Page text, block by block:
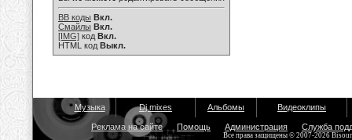
BB коды Вкл.
Смайлы Вкл.
[IMG] код Вкл.
HTML код Выкл.
Музыка Dj mixes Альбомы Видеоклипы
Реклама на сайте Помощь Администрация Служба
Все права защищены © 2007-2026